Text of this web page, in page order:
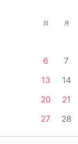
日 月
6
7
13
14
20
21
27
28